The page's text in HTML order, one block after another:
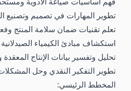
تطوير المهارات في تصميم وتصنيع
تعلم تقنيات ضمان سلامة المنتج
استكشاف مبادئ الكيمياء
تحليل وتفسير بيانات الإنتاج المعقدة
تطوير التفكير النقدي وحل
المخطط الرئيسي: